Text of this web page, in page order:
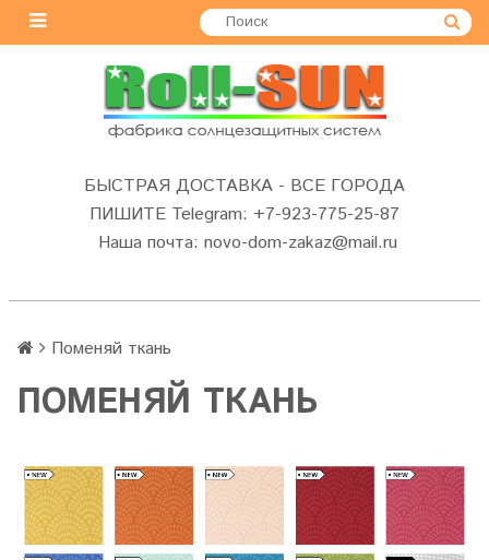
БЫСТРАЯ ДОСТАВКА - ВСЕ ГОРОДА
ПИШИТЕ Telegram: +7-923-775-25-87
Наша почта: novo-dom-zakaz@mail.ru
Поменяй ткань
ПОМЕНЯЙ ТКАНЬ